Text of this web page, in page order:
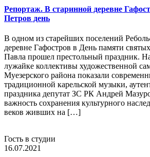
Репортаж. В старинной деревне
Петров день
В одном из старейших поселений
деревне Гафостров в День памяти
Павла прошел престольный праздник.
лужайке коллективы художественной
Муезерского района показали
традиционной карельской музыки,
праздника депутат ЗС РК Андрей
важность сохранения культурного
веков живших на […]
Гость в студии
16.07.2021